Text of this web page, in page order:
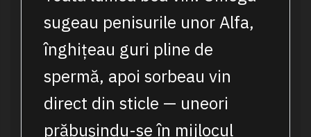
sugeau penisurile unor Alfa,
înghițeau guri pline de
spermă, apoi sorbeau vin
direct din sticle — uneori
prăbușindu-se în mijlocul